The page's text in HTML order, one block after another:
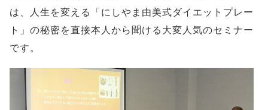
は、人生を変える「にしやま由美式ダイエットプレー
ト」の秘密を直接本人から聞ける大変人気のセミナー
です。